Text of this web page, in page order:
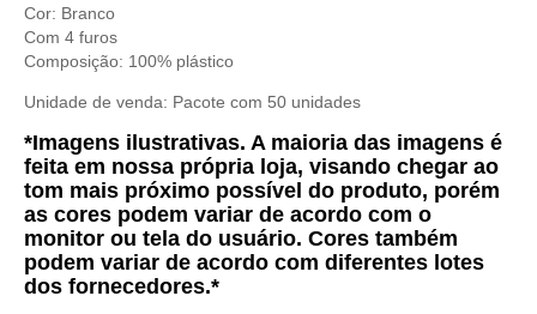
Cor: Branco
Com 4 furos
Composição: 100% plástico
Unidade de venda: Pacote com 50 unidades
*Imagens ilustrativas. A maioria das imagens é
feita em nossa própria loja, visando chegar ao
tom mais próximo possível do produto, porém
as cores podem variar de acordo com o
monitor ou tela do usuário. Cores também
podem variar de acordo com diferentes lotes
dos fornecedores.*